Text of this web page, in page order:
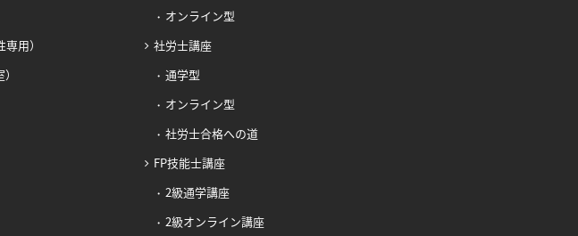
用）
オンライン型
社労士講座
通学型
オンライン型
社労士合格への道
FP技能士講座
2級通学講座
2級オンライン講座